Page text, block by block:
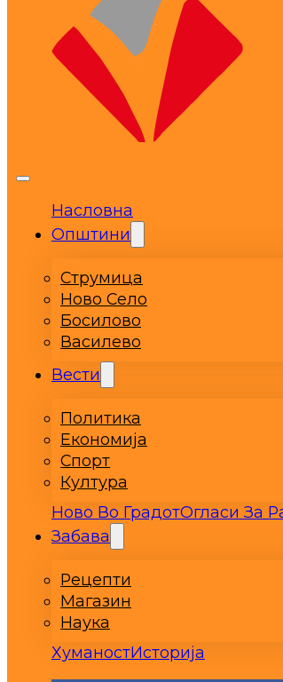
Насловна
Општини
Струмица
Ново Село
Босилово
Василево
Вести
Политика
Економија
Спорт
Култура
Ново Во ГрадотОгласи За
Забава
Рецепти
Магазин
Наука
ХуманостИсторија